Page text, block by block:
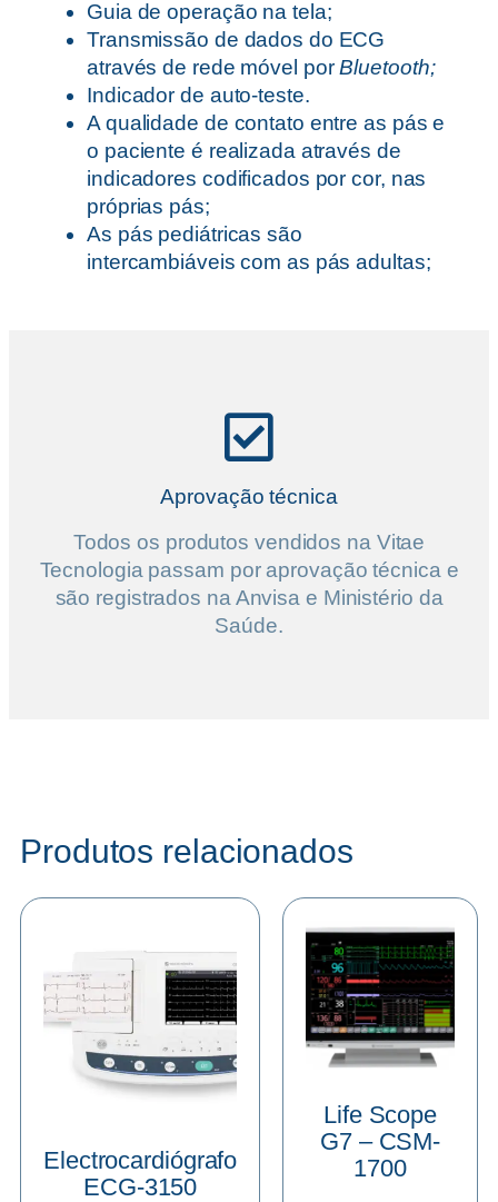
Guia de operação na tela;
Transmissão de dados do ECG
através de rede móvel porBluetooth;
Indicador de auto-teste.
A qualidade de contato entre as pás e
o paciente é realizada através de
indicadores codificados por cor, nas
próprias pás;
As pás pediátricas são
intercambiáveis com as pás adultas;
Aprovação técnica
Todos os produtos vendidos na Vitae
Tecnologia passam por aprovação técnica e
são registrados na Anvisa e Ministério da
Saúde.
Produtos relacionados
Electrocardiógrafo
ECG-3150
Life Scope
G7 – CSM-
1700